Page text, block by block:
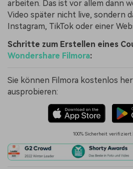
arbeiten. Das ist vor allem dann
Video später nicht live, sondern
Instagram, TikTok oder einer
Schritte zum Erstellen eines
Wondershare Filmora:
Sie können Filmora kostenlos
ausprobieren:
100% Sicherheit verifiziert